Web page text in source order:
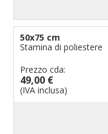
50x75 cm
Stamina di poliestere
Prezzo cda:
49,00 €
(IVA inclusa)